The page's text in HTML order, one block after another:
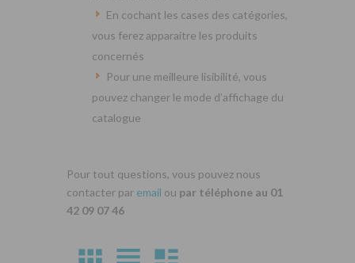
En cochant les cases des catégories,
vous ferez apparaitre les produits
concernés
Pour une meilleure lisibilité, vous
pouvez changer le mode d’affichage du
catalogue
Pour tout questions, vous pouvez nous
contacter par email ou par téléphone au 01
42 09 07 46